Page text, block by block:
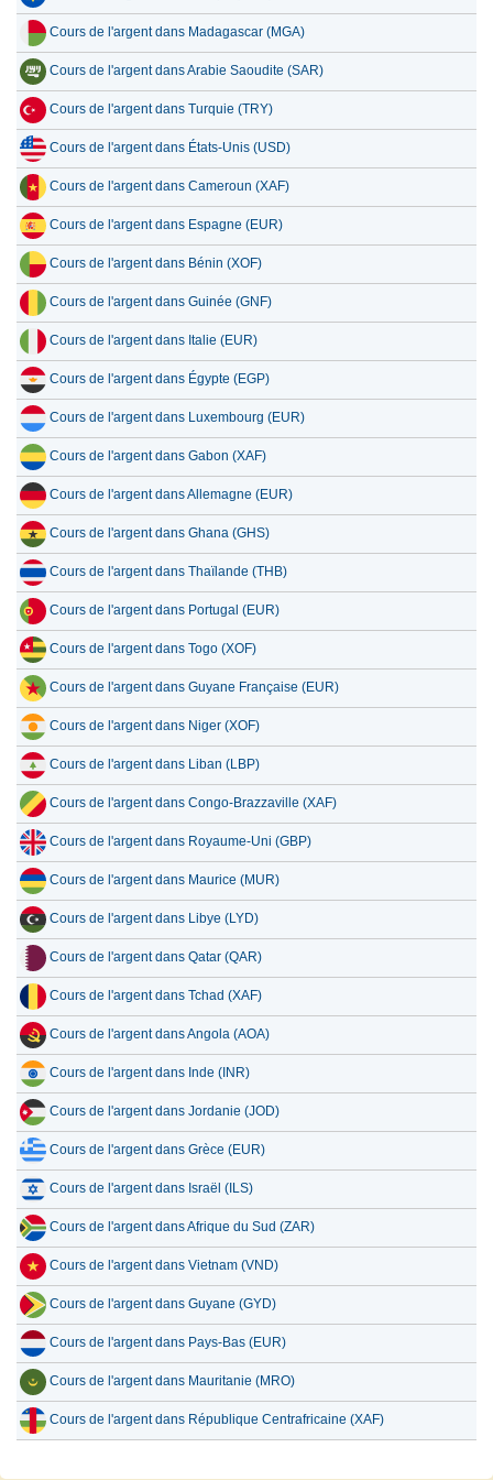
Cours de l'argent dans Madagascar (MGA)
Cours de l'argent dans Arabie Saoudite (SAR)
Cours de l'argent dans Turquie (TRY)
Cours de l'argent dans États-Unis (USD)
Cours de l'argent dans Cameroun (XAF)
Cours de l'argent dans Espagne (EUR)
Cours de l'argent dans Bénin (XOF)
Cours de l'argent dans Guinée (GNF)
Cours de l'argent dans Italie (EUR)
Cours de l'argent dans Égypte (EGP)
Cours de l'argent dans Luxembourg (EUR)
Cours de l'argent dans Gabon (XAF)
Cours de l'argent dans Allemagne (EUR)
Cours de l'argent dans Ghana (GHS)
Cours de l'argent dans Thaïlande (THB)
Cours de l'argent dans Portugal (EUR)
Cours de l'argent dans Togo (XOF)
Cours de l'argent dans Guyane Française (EUR)
Cours de l'argent dans Niger (XOF)
Cours de l'argent dans Liban (LBP)
Cours de l'argent dans Congo-Brazzaville (XAF)
Cours de l'argent dans Royaume-Uni (GBP)
Cours de l'argent dans Maurice (MUR)
Cours de l'argent dans Libye (LYD)
Cours de l'argent dans Qatar (QAR)
Cours de l'argent dans Tchad (XAF)
Cours de l'argent dans Angola (AOA)
Cours de l'argent dans Inde (INR)
Cours de l'argent dans Jordanie (JOD)
Cours de l'argent dans Grèce (EUR)
Cours de l'argent dans Israël (ILS)
Cours de l'argent dans Afrique du Sud (ZAR)
Cours de l'argent dans Vietnam (VND)
Cours de l'argent dans Guyane (GYD)
Cours de l'argent dans Pays-Bas (EUR)
Cours de l'argent dans Mauritanie (MRO)
Cours de l'argent dans République Centrafricaine (XAF)